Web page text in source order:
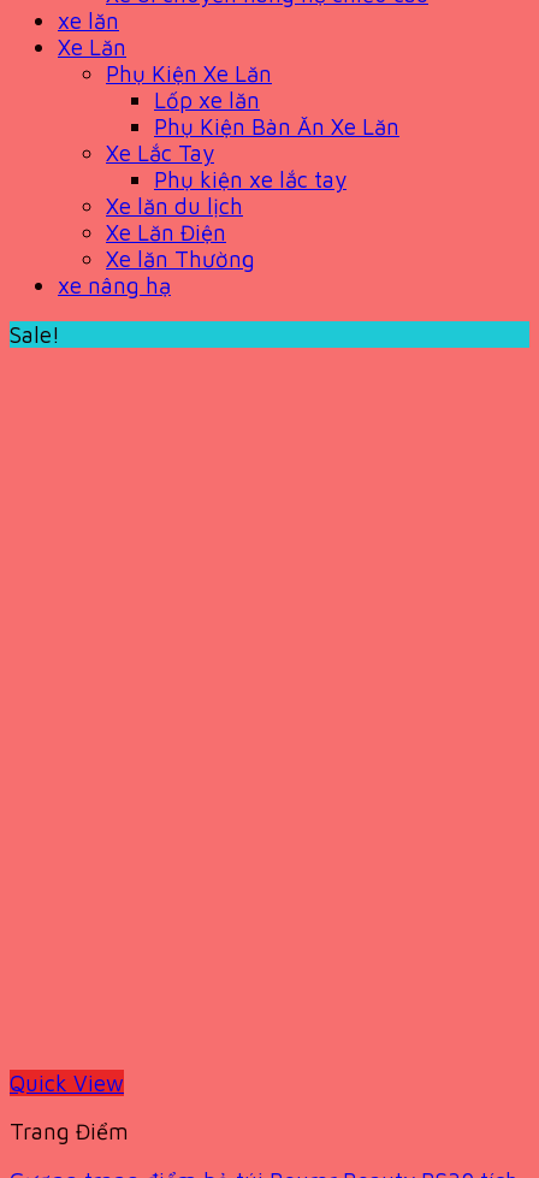
xe lăn
Xe Lăn
Phụ Kiện Xe Lăn
Lốp xe lăn
Phụ Kiện Bàn Ăn Xe Lăn
Xe Lắc Tay
Phụ kiện xe lắc tay
Xe lăn du lịch
Xe Lăn Điện
Xe lăn Thường
xe nâng hạ
Sale!
Quick View
Trang Điểm